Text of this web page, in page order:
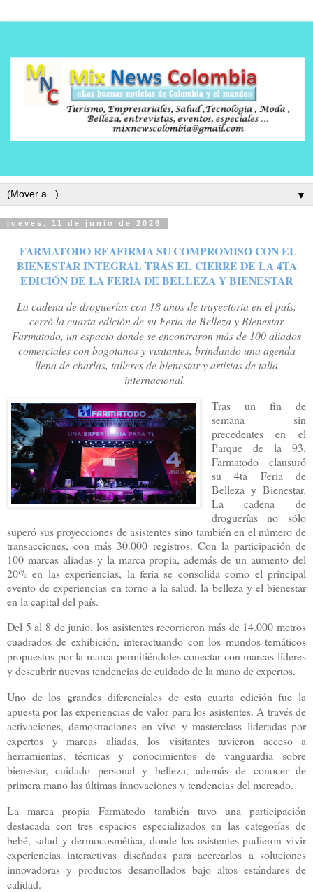
▼
jueves, 11 de junio de 2026
FARMATODO REAFIRMA SU COMPROMISO CON EL
BIENESTAR INTEGRAL TRAS EL CIERRE DE LA 4TA
EDICIÓN DE LA FERIA DE BELLEZA Y BIENESTAR
La cadena de droguerías con 18 años de trayectoria en el país,
cerró la cuarta edición de su Feria de Belleza y Bienestar
Farmatodo, un espacio donde se encontraron más de 100 aliados
comerciales con bogotanos y visitantes, brindando una agenda
llena de charlas, talleres de bienestar y artistas de talla
internacional.
Tras un fin de
semana sin
precedentes en el
Parque de la 93,
Farmatodo clausuró
su 4ta Feria de
Belleza y Bienestar.
La cadena de
droguerías no sólo
superó sus proyecciones de asistentes sino también en el número de
transacciones, con más 30.000 registros. Con la participación de
100 marcas aliadas y la marca propia, además de un aumento del
20% en las experiencias, la feria se consolida como el principal
evento de experiencias en torno a la salud, la belleza y el bienestar
en la capital del país.
Del 5 al 8 de junio, los asistentes recorrieron más de 14.000 metros
cuadrados de exhibición, interactuando con los mundos temáticos
propuestos por la marca permitiéndoles conectar con marcas líderes
y descubrir nuevas tendencias de cuidado de la mano de expertos.
Uno de los grandes diferenciales de esta cuarta edición fue la
apuesta por las experiencias de valor para los asistentes. A través de
activaciones, demostraciones en vivo y masterclass lideradas por
expertos y marcas aliadas, los visitantes tuvieron acceso a
herramientas, técnicas y conocimientos de vanguardia sobre
bienestar, cuidado personal y belleza, además de conocer de
primera mano las últimas innovaciones y tendencias del mercado.
La marca propia Farmatodo también tuvo una participación
destacada con tres espacios especializados en las categorías de
bebé, salud y dermocosmética, donde los asistentes pudieron vivir
experiencias interactivas diseñadas para acercarlos a soluciones
innovadoras y productos desarrollados bajo altos estándares de
calidad.